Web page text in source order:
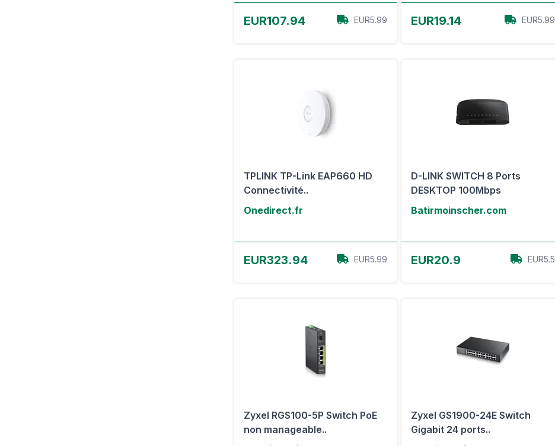
EUR107.94 EUR5.99 EUR19.14 EUR5.99
TPLINK TP-Link EAP660 HD
Connectivité..
Onedirect.fr
EUR323.94 EUR5.99
D-LINK SWITCH 8 Ports
DESKTOP 100Mbps
Batirmoinscher.com
EUR20.9 EUR5.5
Zyxel RGS100-5P Switch PoE
non manageable..
Zyxel GS1900-24E Switch
Gigabit 24 ports..